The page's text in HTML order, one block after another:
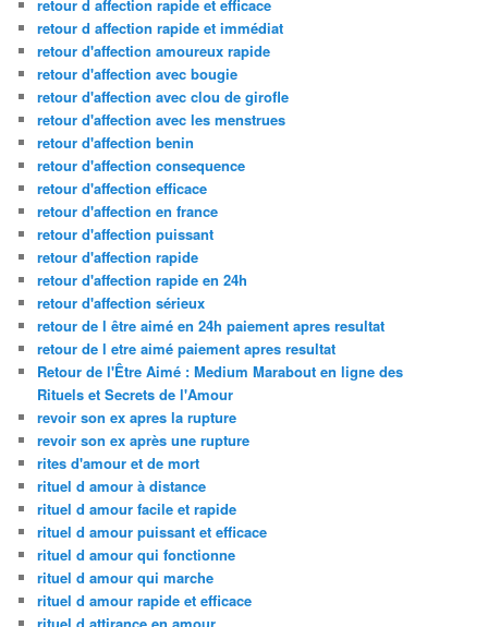
retour d affection rapide et efficace
retour d affection rapide et immédiat
retour d'affection amoureux rapide
retour d'affection avec bougie
retour d'affection avec clou de girofle
retour d'affection avec les menstrues
retour d'affection benin
retour d'affection consequence
retour d'affection efficace
retour d'affection en france
retour d'affection puissant
retour d'affection rapide
retour d'affection rapide en 24h
retour d'affection sérieux
retour de l être aimé en 24h paiement apres resultat
retour de l etre aimé paiement apres resultat
Retour de l'Être Aimé : Medium Marabout en ligne des
Rituels et Secrets de l'Amour
revoir son ex apres la rupture
revoir son ex après une rupture
rites d'amour et de mort
rituel d amour à distance
rituel d amour facile et rapide
rituel d amour puissant et efficace
rituel d amour qui fonctionne
rituel d amour qui marche
rituel d amour rapide et efficace